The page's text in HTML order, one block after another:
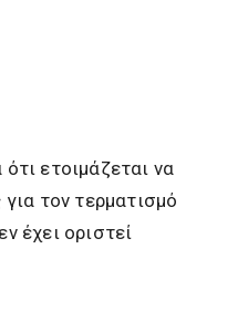
ετοιμάζεται να
τον τερματισμό
έχει οριστεί